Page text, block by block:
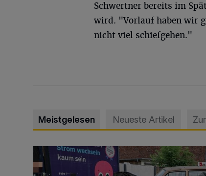
Schwertner bereits im
wird. "Vorlauf haben wir
nicht viel schiefgehen."
Meistgelesen Neueste Artikel
Schwerer Unfall mit 2,48 Promille